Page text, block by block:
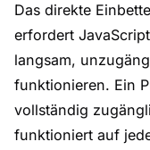
Das direkte
erfordert
langsam,
funktionieren. Ein
vollständig
funktioniert auf